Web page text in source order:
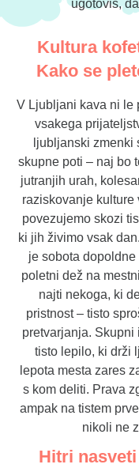
ugotoviš,
Kultura
Kako se
V Ljubljani kava ni le
vsakega
ljubljanski zmenki
skupne poti – naj bo
jutranjih urah,
raziskovanje kulture
povezujemo skozi
ki jih živimo vsak
je sobota
poletni dež na
najti nekoga, ki
pristnost – tisto
pretvarjanja. Skupni
tisto lepilo, ki drži
lepota mesta zares
s kom deliti. Prava
ampak na tistem
nikoli ne
Hitri